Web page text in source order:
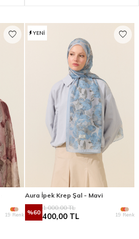
19 Renk
YENI
Aura İpek Krep Şal - Mavi
%60
1.000,00TL
400,00 TL 19 Renk